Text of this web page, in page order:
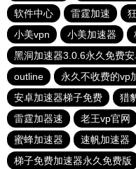
软件中心
雷霆加速
小美vpn
小美加速器
黑洞加速器3.0.6永久免费安
outline
永久不收费的vp
安卓加速器梯子免费
猎
雷霆加器速
老王vp官网
蜜蜂加速器
速帆加速器
梯子免费加速器永久免费版